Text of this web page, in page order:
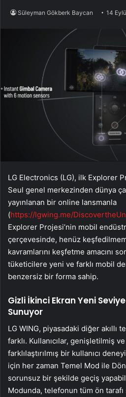
Süleyman Gökberk Baycan 14
LG Electronics (LG), ilk Explorer
Seul genel merkezinden dünya
yayınlanan bir online lansmanla
(https://lgwing.me/
Explorer Projesi’nin mobil
çerçevesinde, henüz
kavramlarını keşfetme amacını
tüketicilere yeni ve farklı mobil
benzersiz bir forma sahip.
Gizli İkinci Ekran Yeni
Sunuyor
LG WING, piyasadaki diğer akıllı
farklı. Kullanıcılar, genişletilmiş
farklılaştırılmış bir kullanıcı
için her zaman Temel Mod ile
sorunsuz bir şekilde geçiş
Modunda, telefonun tüm ön